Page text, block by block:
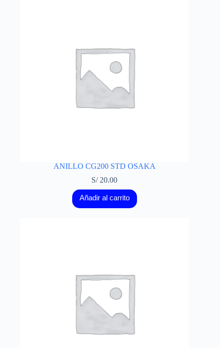
ANILLO CG200 STD OSAKA
S/20.00
Añadir al carrito